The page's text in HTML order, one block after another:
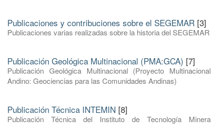
Publicaciones y contribuciones sobre el SEGEMAR [3]
Publicaciones varias realizadas sobre la historia del SEGEMAR
Publicación Geológica Multinacional (PMA:GCA) [7]
Publicación Geológica Multinacional (Proyecto Multinacional
Andino: Geociencias para las Comunidades Andinas)
Publicación Técnica INTEMIN [8]
Publicación Técnica del Instituto de Tecnología Minera